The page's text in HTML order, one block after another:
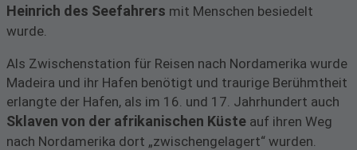
Heinrich des Seefahrers mit Menschen besiedelt
wurde.
Als Zwischenstation für Reisen nach Nordamerika wurde
Madeira und ihr Hafen benötigt und traurige Berühmtheit
erlangte der Hafen, als im 16. und 17. Jahrhundert auch
Sklaven von der afrikanischen Küste auf ihren Weg
nach Nordamerika dort „zwischengelagert“ wurden.